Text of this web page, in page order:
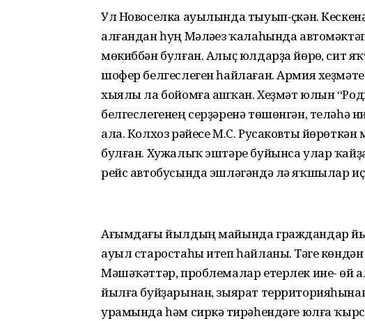
Ул Новоселка ауылында тыуып-үҫкән.
алғандан һуң Мәләүез ҡалаһында
мөкиббән булған. Алыҫ юлдарҙа йөрөү, сит
шофер белгеслеген һайлаған. Армия хеҙмәтен
хыялы ла бойомға ашҡан. Хеҙмәт юлын
белгеслегенең серҙәренә төшөнгән,
ала. Колхоз рәйесе М.С. Русаковты
булған. Хужалыҡ эштәре буйынса улар
рейс автобусында эшләгәндә лә яҡшылар
Ағымдағы йылдың майында граждандар
ауыл старостаһы итеп һайланы. Тәүге
Мәшәҡәттәр, проблемалар етерлек ине- өй
йылға буйҙарынан, зыярат
урамында һәм сиркәү тирәһендәге юлға